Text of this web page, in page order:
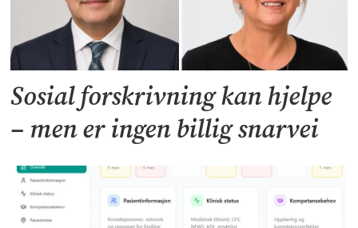
Sosial forskrivning kan hjelpe
– men er ingen billig snarvei